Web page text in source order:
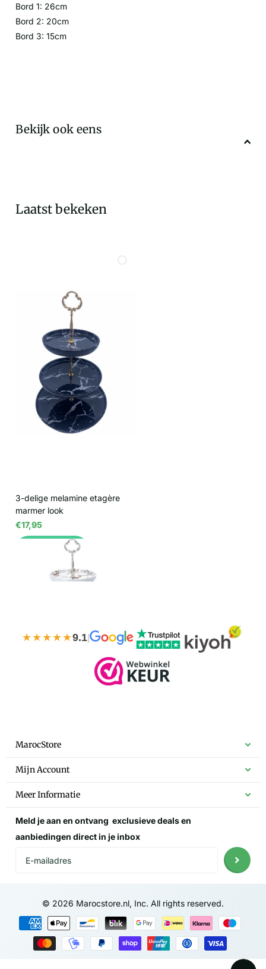
Bord 1: 26cm
Bord 2: 20cm
Bord 3: 15cm
Bekijk ook eens
Laatst bekeken
3-delige melamine etagère
marmer look
€17,95
Bekijk opties
★★★★★9.1 |
MarocStore
Mijn Account
Meer Informatie
Meld je aan en ontvang exclusieve dealsen
aanbiedingen direct in je inbox
© 2026 Marocstore.nl, Inc. All rights reserved.